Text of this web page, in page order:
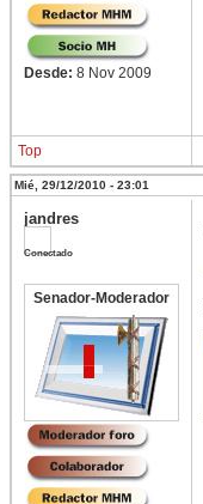
Desde: 8 Nov 2009
Top
Mié, 29/12/2010 - 23:01
jandres
Conectado
Senador-Moderador